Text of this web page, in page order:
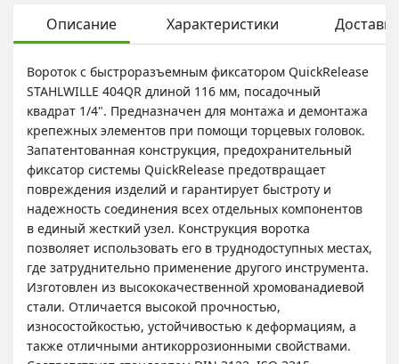
Описание Характеристики Доставка
Вороток с быстроразъемным фиксатором QuickRelease
STAHLWILLE 404QR длиной 116 мм, посадочный
квадрат 1/4". Предназначен для монтажа и демонтажа
крепежных элементов при помощи торцевых головок.
Запатентованная конструкция, предохранительный
фиксатор системы QuickRelease предотвращает
повреждения изделий и гарантирует быстроту и
надежность соединения всех отдельных компонентов
в единый жесткий узел. Конструкция воротка
позволяет использовать его в труднодоступных местах,
где затруднительно применение другого инструмента.
Изготовлен из высококачественной хромованадиевой
стали. Отличается высокой прочностью,
износостойкостью, устойчивостью к деформациям, а
также отличными антикоррозионными свойствами.